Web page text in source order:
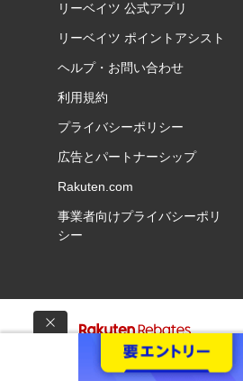
リーベイツ 公式アプリ
リーベイツ ポイントアシスト
ヘルプ・お問い合わせ
利用規約
プライバシーポリシー
広告とパートナーシップ
Rakuten.com
事業者向けプライバシーポリ
シー